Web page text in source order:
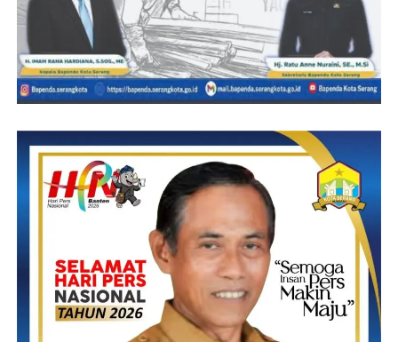
keindahan sumber daya alam destinasi wisata pantai Selat Sunda,
yang bisa memberikan rasa nyaman para wisatawan domestik
maupun mancanegara, untuk kembali berwisata dan berkunjung
ke pantai.
Provinsi Banten, secara intens dan responsif untuk segera
melakukan Counter Back serta konsisten mempromosikan
keindahan destinasi wisata pantai anyar carita,dan tanjung lesung
tujuannya untuk mendongkrak arus wisatawan yang berkunjung
dan berlibur untuk melihat keindahan sumber daya alam
destinasi wisata pantai Selat Sunda, tentunya hal tersebut akan
membangkitkan dan memulihkan kembali perekonomian
masyarakat disepanjang pesisir pantai, dan selanjutnya
berdampak positif bagi Pendapatan Asli Daerah (PAD)